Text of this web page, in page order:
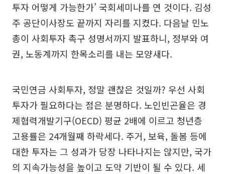
투자 어떻게 가능한가’ 국회세미나를 연 것이다. 김성
주 공단이사장도 끝까지 자리를 지켰다. 다음날 민노
총이 사회투자 촉구 성명서까지 발표하니, 정부와 여
권, 노동계까지 한목소리를 내는 모양새다.
국민연금 사회투자, 정말 괜찮은 것일까? 우선 사회
투자가 필요하다는 점은 분명하다. 노인빈곤율은 경
제협력개발기구(OECD) 평균 2배에 이르고 청년층
고용률은 24개월째 하락세다. 주거, 보육, 돌봄 등에
대한 투자는 그 성과가 당장 나타나지는 않지만, 국가
의 지속가능성을 높이고 도약 기반이 될 수 있다. 세